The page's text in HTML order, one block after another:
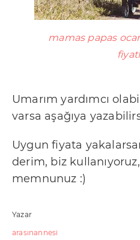
mamas papas
Umarım yardımcı
varsa aşağıya
Uygun fiyata
derim, biz
memnunuz :)
Yazar
arasınannesi